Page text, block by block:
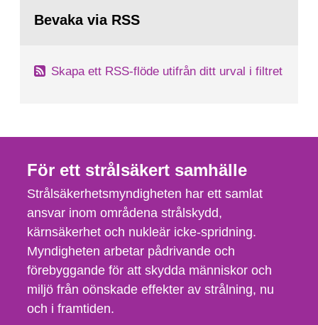
Bevaka via RSS
Skapa ett RSS-flöde utifrån ditt urval i filtret
För ett strålsäkert samhälle
Strålsäkerhetsmyndigheten har ett samlat
ansvar inom områdena strålskydd,
kärnsäkerhet och nukleär icke-spridning.
Myndigheten arbetar pådrivande och
förebyggande för att skydda människor och
miljö från oönskade effekter av strålning, nu
och i framtiden.